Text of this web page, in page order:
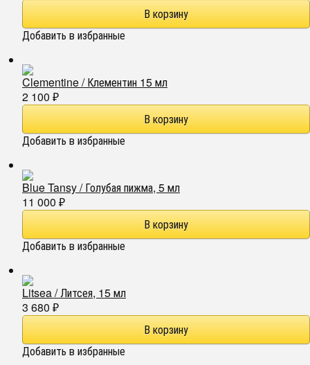
Добавить в избранные
Clementine / Клементин 15 мл
2 100 ₽
Добавить в избранные
Blue Tansy / Голубая пижма, 5 мл
11 000 ₽
Добавить в избранные
Litsea / Литсея, 15 мл
3 680 ₽
Добавить в избранные